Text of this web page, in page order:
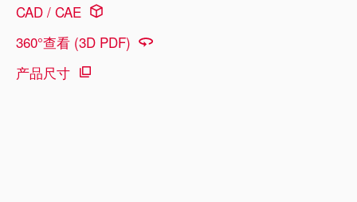
CAD / CAE
360°查看 (3D PDF)
产品尺寸